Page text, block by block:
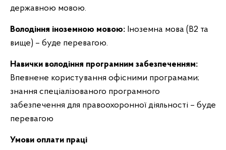
державною мовою.
Володіння іноземною мовою: Іноземна мова (B2 та
вище) – буде перевагою.
Навички володіння програмним забезпеченням:
Впевнене користування офісними програмами;
знання спеціалізованого програмного
забезпечення для правоохоронної діяльності – буде
перевагою
Умови оплати праці